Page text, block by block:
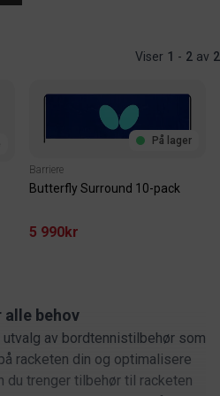
Viser 1 - 2 av 2
På lager
Barriere
Butterfly Surround 10-pack
5 990kr
behov
av bordtennistilbehør som
racketen din og optimalisere
du trenger tilbehør til racketen